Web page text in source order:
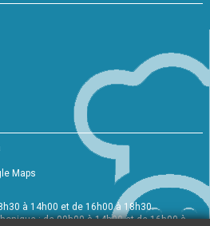
Maps
à 14h00 et de 16h00 à 18h30.
: de 09h00 à 14h00 et de 16h00 à